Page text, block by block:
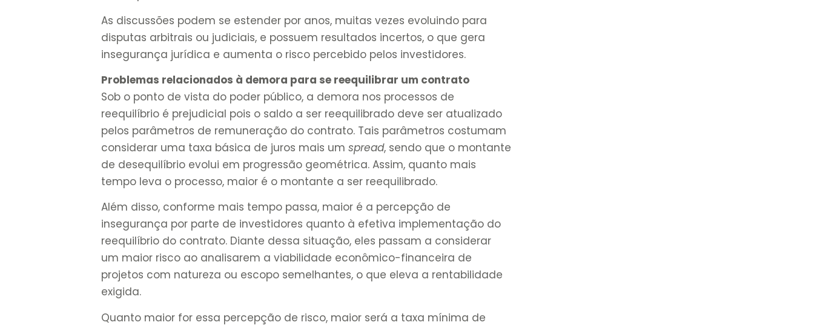
As discussões podem se estender por anos, muitas vezes evoluindo para
disputas arbitrais ou judiciais, e possuem resultados incertos, o que gera
insegurança jurídica e aumenta o risco percebido pelos investidores.
Problemas relacionados à demora para se reequilibrar um contrato
Sob o ponto de vista do poder público, a demora nos processos de
reequilíbrio é prejudicial pois o saldo a ser reequilibrado deve ser atualizado
pelos parâmetros de remuneração do contrato. Tais parâmetros costumam
considerar uma taxa básica de juros mais umspread, sendo que o montante
de desequilíbrio evolui em progressão geométrica. Assim, quanto mais
tempo leva o processo, maior é o montante a ser reequilibrado.
Além disso, conforme mais tempo passa, maior é a percepção de
insegurança por parte de investidores quanto à efetiva implementação do
reequilíbrio do contrato. Diante dessa situação, eles passam a considerar
um maior risco ao analisarem a viabilidade econômico-financeira de
projetos com natureza ou escopo semelhantes, o que eleva a rentabilidade
exigida.
Quanto maior for essa percepção de risco, maior será a taxa mínima de